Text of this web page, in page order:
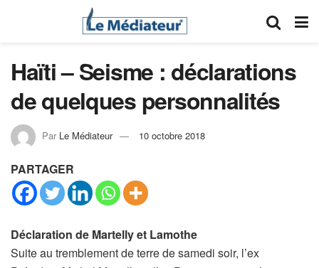
Haïti – Seisme : déclarations
de quelques personnalités
Par Le Médiateur 10 octobre 2018
PARTAGER
Déclaration de Martelly et Lamothe
Suite au tremblement de terre de samedi soir, l’ex